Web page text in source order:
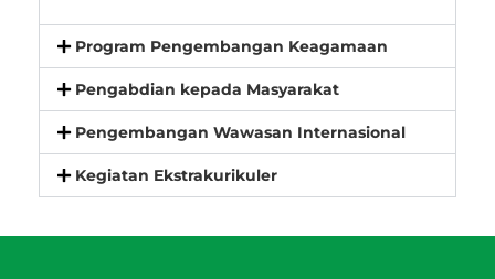
Program Pengembangan Keagamaan
Pengabdian kepada Masyarakat
Pengembangan Wawasan Internasional
Kegiatan Ekstrakurikuler